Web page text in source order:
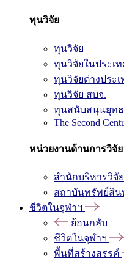
ทุนวิจัย
ทุนวิจัย
ทุนวิจัยในประเ
ทุนวิจัยต่างประเ
ทุนวิจัย สบจ.
ทุนสนับสนุนยุทธ
The Second
หน่วยงานด้านการวิจัย
สำนักบริหารวิจัย
สถาบันทรัพย์สิ
ชีวิตในจุฬาฯ
ย้อนกลับ
ชีวิตในจุฬาฯ
พื้นที่สร้างสรรค์